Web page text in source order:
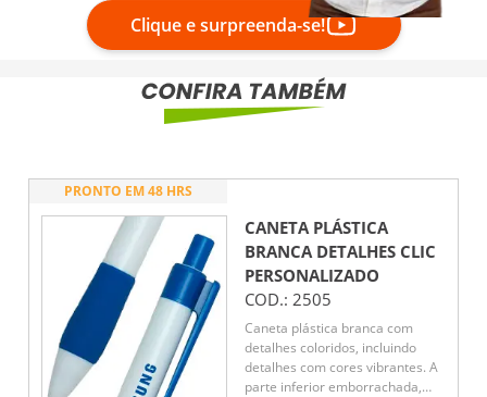
Clique e surpreenda-se!
PRONTO EM 48 HRS
CANETA PLÁSTICA
BRANCA DETALHES CLIC
PERSONALIZADO
COD.: 2505
Caneta plástica branca com
detalhes coloridos, incluindo
detalhes com cores vibrantes. A
parte inferior emborrachada,